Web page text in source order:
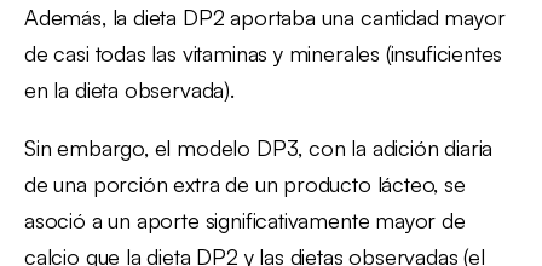
Además, la dieta DP2 aportaba una cantidad mayor
de casi todas las vitaminas y minerales (insuficientes
en la dieta observada).
Sin embargo, el modelo DP3, con la adición diaria
de una porción extra de un producto lácteo, se
asoció a un aporte significativamente mayor de
calcio que la dieta DP2 y las dietas observadas (el